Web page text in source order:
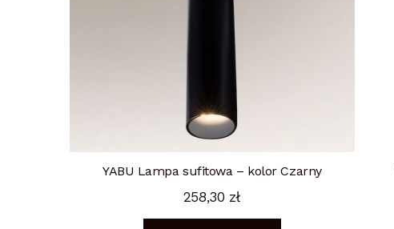
YABU Lampa sufitowa – kolor Czarny
258,30 zł